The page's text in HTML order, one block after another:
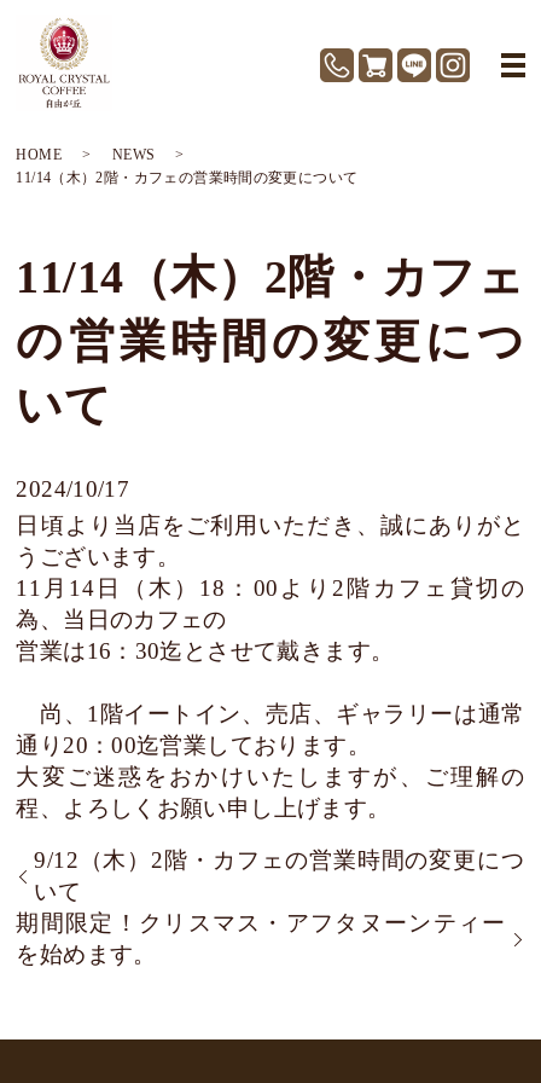
HOME
NEWS
11/14（木）2階・カフェの営業時間の変更について
11/14（木）2階・カフェ
の営業時間の変更につ
いて
2024/10/17
日頃より当店をご利用いただき、誠にありがと
うございます。
11月14日（木）18：00より2階カフェ貸切の
為、当日のカフェの
営業は16：30迄とさせて戴きます。
尚、1階イートイン、売店、ギャラリーは通常
通り20：00迄営業しております。
大変ご迷惑をおかけいたしますが、ご理解の
程、よろしくお願い申し上げます。
9/12（木）2階・カフェの営業時間の変更につ
いて
期間限定！クリスマス・アフタヌーンティー
を始めます。